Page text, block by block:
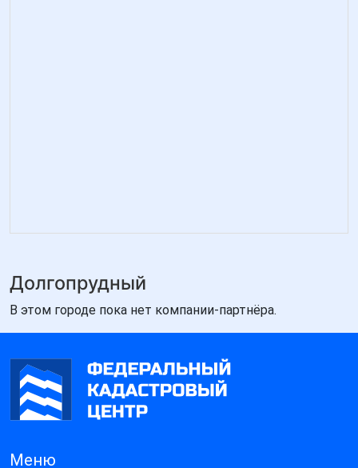
Долгопрудный
В этом городе пока нет компании-партнёра.
Меню